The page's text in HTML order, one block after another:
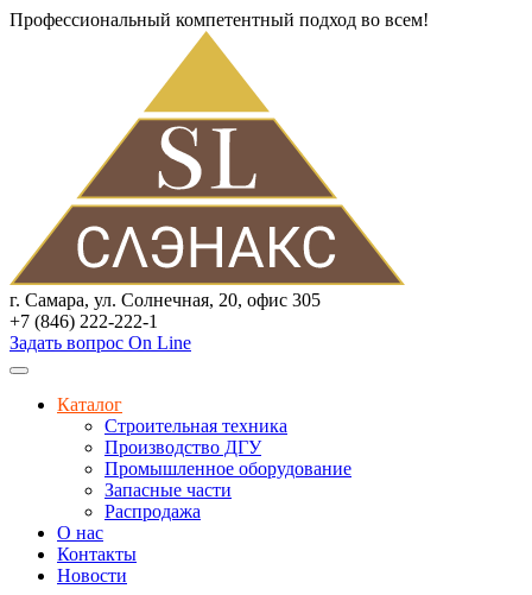
Профессиональный компетентный подход во всем!
г. Самара, ул. Солнечная, 20, офис 305
+7 (846) 222-222-1
Задать вопрос On Line
Каталог
Строительная техника
Производство ДГУ
Промышленное оборудование
Запасные части
Распродажа
О нас
Контакты
Новости